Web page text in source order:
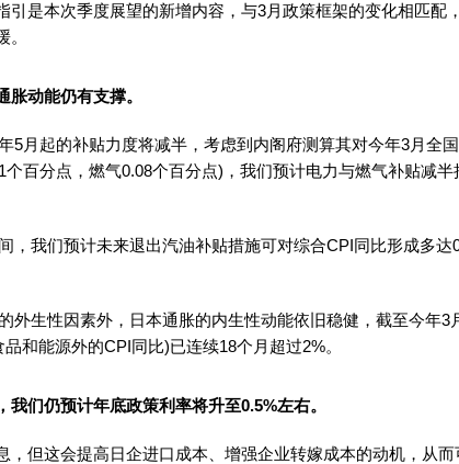
是本次季度展望的新增内容，与3月政策框架的变化相匹配
动能仍有支撑。
起的补贴力度将减半，考虑到内阁府测算其对今年3月全
百分点，燃气0.08个百分点)，我们预计电力与燃气补贴减半
我们预计未来退出汽油补贴措施可对综合CPI同比形成多达
生性因素外，日本通胀的内生性动能依旧稳健，截至今年3
和能源外的CPI同比)已连续18个月超过2%。
们仍预计年底政策利率将升至0.5%左右。
但这会提高日企进口成本、增强企业转嫁成本的动机，从而